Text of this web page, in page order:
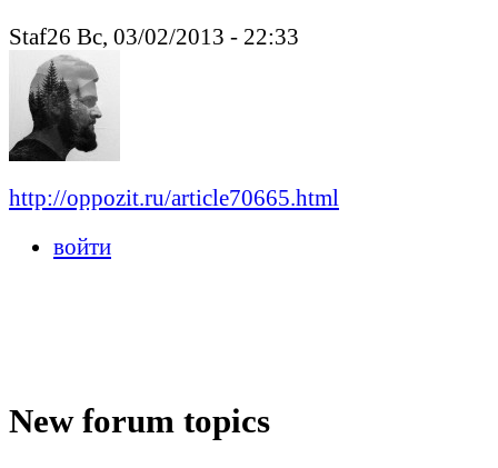
Staf26 Вс, 03/02/2013 - 22:33
http://oppozit.ru/article70665.html
войти
New forum topics